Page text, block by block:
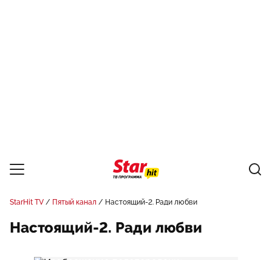
StarHit TV Пятый канал Настоящий-2. Ради любви
Настоящий-2. Ради любви